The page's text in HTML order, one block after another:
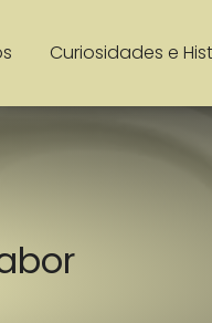
Curiosidades e